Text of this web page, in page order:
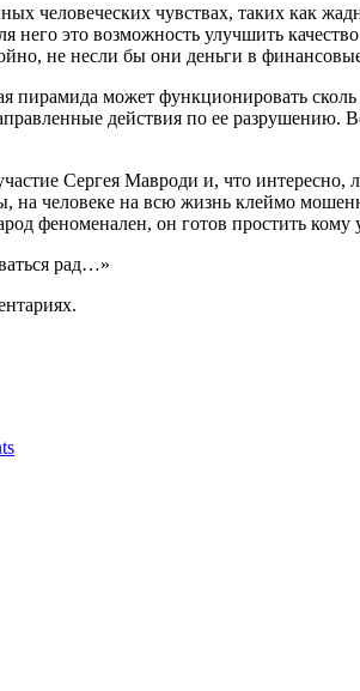
человеческих чувствах, таких как
это возможность улучшить
не несли бы они деньги в
пирамида может функционировать
действия по ее разрушению.
Сергея Мавроди и, что интересно,
на человеке на всю жизнь клеймо
феноменален, он готов простить кому
рад…»